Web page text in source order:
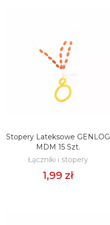
DODAJ DO KOSZYKA
Stopery Lateksowe GENLOG
MDM 15 Szt.
Łączniki i stopery
1,99 zł